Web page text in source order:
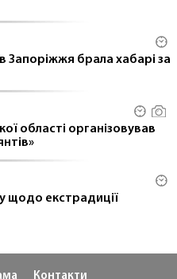
Запоріжжя брала хабарі за
області організовував
щодо екстрадиції
Контакти